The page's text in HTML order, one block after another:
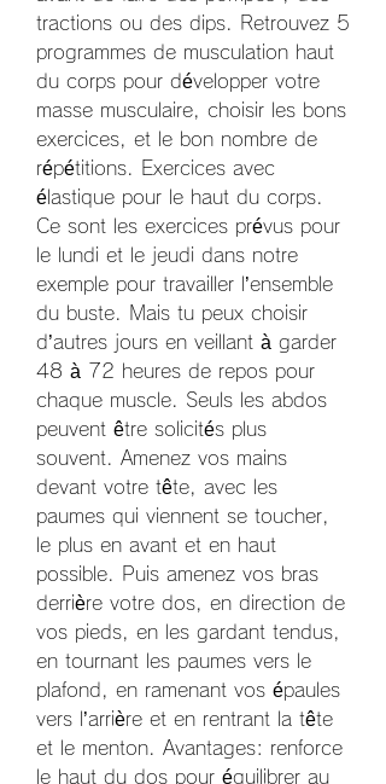
tractions ou des dips. Retrouvez 5
programmes de musculation haut
du corps pour développer votre
masse musculaire, choisir les bons
exercices, et le bon nombre de
répétitions. Exercices avec
élastique pour le haut du corps.
Ce sont les exercices prévus pour
le lundi et le jeudi dans notre
exemple pour travailler l’ensemble
du buste. Mais tu peux choisir
d’autres jours en veillant à garder
48 à 72 heures de repos pour
chaque muscle. Seuls les abdos
peuvent être solicités plus
souvent. Amenez vos mains
devant votre tête, avec les
paumes qui viennent se toucher,
le plus en avant et en haut
possible. Puis amenez vos bras
derrière votre dos, en direction de
vos pieds, en les gardant tendus,
en tournant les paumes vers le
plafond, en ramenant vos épaules
vers l’arrière et en rentrant la tête
et le menton. Avantages: renforce
le haut du dos pour équilibrer au